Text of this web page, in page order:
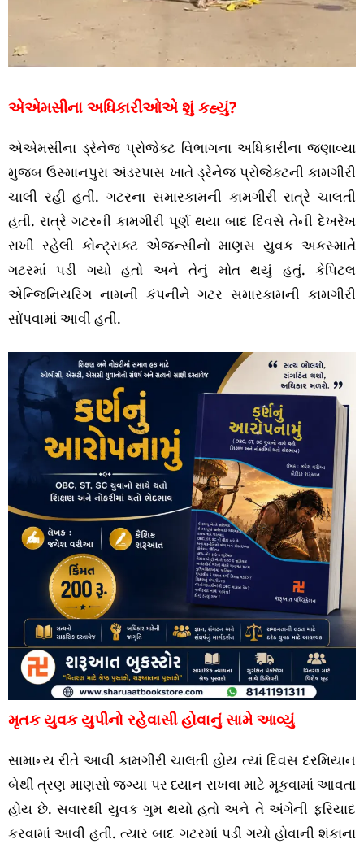
એએમસીના અધિકારીઓએ શું કહ્યું?
એએમસીના ડ્રેનેજ પ્રોજેક્ટ વિભાગના અધિકારીના જણાવ્યા
મુજબ ઉસ્માનપુરા અંડરપાસ ખાતે ડ્રેનેજ પ્રોજેક્ટની કામગીરી
ચાલી રહી હતી. ગટરના સમારકામની કામગીરી રાત્રે ચાલતી
હતી. રાત્રે ગટરની કામગીરી પૂર્ણ થયા બાદ દિવસે તેની દેખરેખ
રાખી રહેલી કોન્ટ્રાક્ટ એજન્સીનો માણસ યુવક અકસ્માતે
ગટરમાં પડી ગયો હતો અને તેનું મોત થયું હતું. કેપિટલ
એન્જિનિયરિંગ નામની કંપનીને ગટર સમારકામની કામગીરી
સોંપવામાં આવી હતી.
મૃતક યુવક યુપીનો રહેવાસી હોવાનું સામે આવ્યું
સામાન્ય રીતે આવી કામગીરી ચાલતી હોય ત્યાં દિવસ દરમિયાન
બેથી ત્રણ માણસો જગ્યા પર ધ્યાન રાખવા માટે મૂકવામાં આવતા
હોય છે. સવારથી યુવક ગુમ થયો હતો અને તે અંગેની ફરિયાદ
કરવામાં આવી હતી. ત્યાર બાદ ગટરમાં પડી ગયો હોવાની શંકાના